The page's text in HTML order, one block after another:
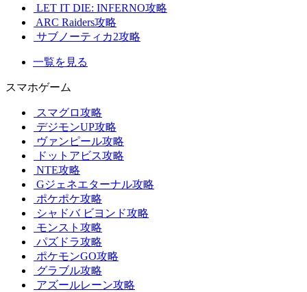
LET IT DIE: INFERNO攻略
ARC Raiders攻略
サブノーティカ2攻略
一覧を見る
スマホゲーム
スマグロ攻略
デジモンUP攻略
ヴァンピール攻略
ドットアビス攻略
NTE攻略
Gジェネエターナル攻略
ポケポケ攻略
シャドバ ビヨンド攻略
モンスト攻略
パズドラ攻略
ポケモンGO攻略
グラブル攻略
アズールレーン攻略